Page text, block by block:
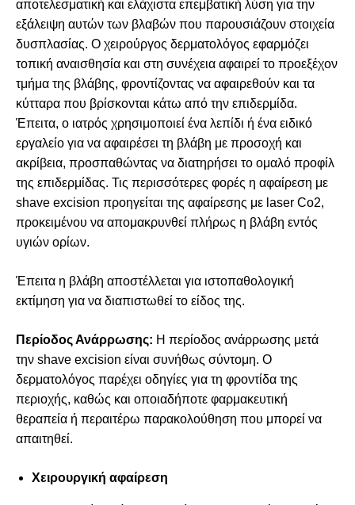
αποτελεσματική και ελάχιστα επεμβατική λύση για την
εξάλειψη αυτών των βλαβών που παρουσιάζουν στοιχεία
δυσπλασίας. Ο χειρούργος δερματολόγος εφαρμόζει
τοπική αναισθησία και στη συνέχεια αφαιρεί το προεξέχον
τμήμα της βλάβης, φροντίζοντας να αφαιρεθούν και τα
κύτταρα που βρίσκονται κάτω από την επιδερμίδα.
Έπειτα, ο ιατρός χρησιμοποιεί ένα λεπίδι ή ένα ειδικό
εργαλείο για να αφαιρέσει τη βλάβη με προσοχή και
ακρίβεια, προσπαθώντας να διατηρήσει το ομαλό προφίλ
της επιδερμίδας. Τις περισσότερες φορές η αφαίρεση με
shave excision προηγείται της αφαίρεσης με laser Co2,
προκειμένου να απομακρυνθεί πλήρως η βλάβη εντός
υγιών ορίων.
Έπειτα η βλάβη αποστέλλεται για ιστοπαθολογική
εκτίμηση για να διαπιστωθεί το είδος της.
Περίοδος Ανάρρωσης: Η περίοδος ανάρρωσης μετά
την shave excision είναι συνήθως σύντομη. Ο
δερματολόγος παρέχει οδηγίες για τη φροντίδα της
περιοχής, καθώς και οποιαδήποτε φαρμακευτική
θεραπεία ή περαιτέρω παρακολούθηση που μπορεί να
απαιτηθεί.
Χειρουργική αφαίρεση